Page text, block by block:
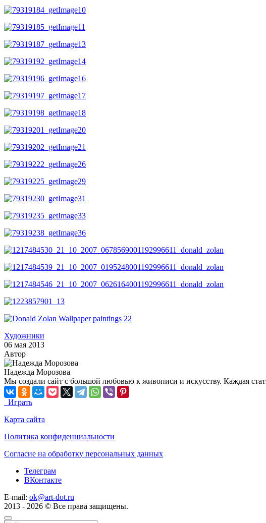
Художники
06 мая 2013
Автор
Надежда Морозова
Мы создали сайт с большой любовью к живописи и искусству. Каждая
Играть
Карта сайта
Политика конфиденциальности
Согласие на обработку персональных данных
Телеграм
ВКонтакте
E-mail: ok@art-dot.ru
2013 - 2026 © Все права защищены.